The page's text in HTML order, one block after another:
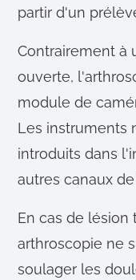
partir d'un
Contrairement à
ouverte,
module de
Les instruments
introduits dans
autres canaux
En cas de lésion
arthroscopie ne
soulager les